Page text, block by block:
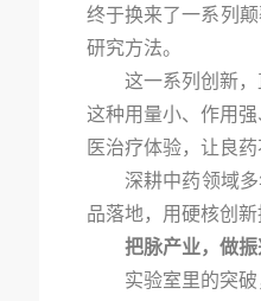
终于换来了一系列颠
研究方法。
这一系列创新
这种用量小、作用
医治疗体验，让良
深耕中药领域
品落地，用硬核创新
把脉产业，做
实验室里的突